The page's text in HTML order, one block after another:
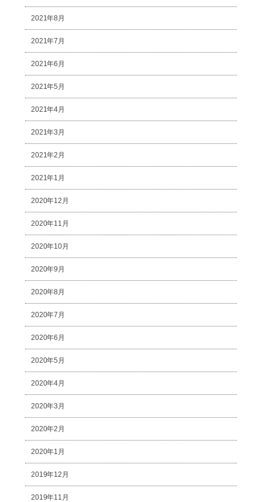
2021年8月
2021年7月
2021年6月
2021年5月
2021年4月
2021年3月
2021年2月
2021年1月
2020年12月
2020年11月
2020年10月
2020年9月
2020年8月
2020年7月
2020年6月
2020年5月
2020年4月
2020年3月
2020年2月
2020年1月
2019年12月
2019年11月